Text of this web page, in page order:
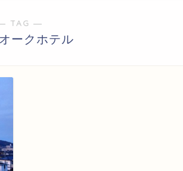
TAG ―
ークホテル